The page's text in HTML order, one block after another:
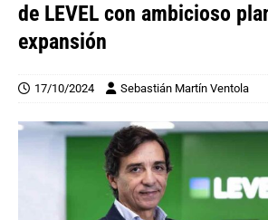
de LEVEL con ambicioso
expansión
17/10/2024 Sebastián Martín Ventola